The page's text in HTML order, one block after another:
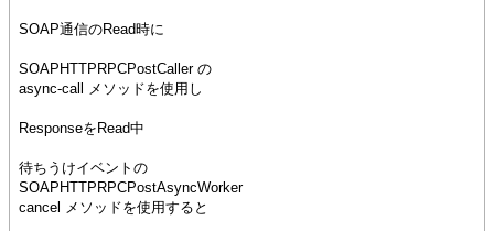
SOAP通信のRead時に
SOAPHTTPRPCPostCaller の
async-call メソッドを使用し
ResponseをRead中
待ちうけイベントの
SOAPHTTPRPCPostAsyncWorker
cancel メソッドを使用すると